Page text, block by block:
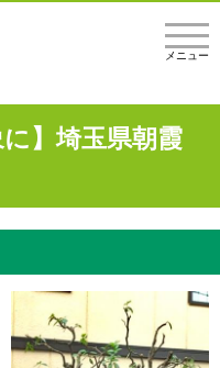
メニュー
】埼玉県朝霞